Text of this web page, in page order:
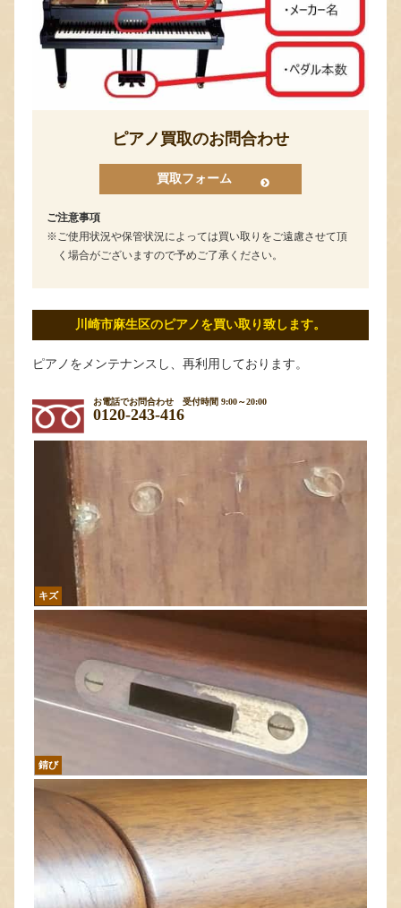
ピアノ買取のお問合わせ
買取フォーム
ご注意事項
ご使用状況や保管状況によっては買い取りをご遠慮させて頂
く場合がございますので予めご了承ください。
川崎市麻生区のピアノを買い取り致します。
ピアノをメンテナンスし、再利用しております。
お電話でお問合わせ 受付時間 9:00～20:00
0120-243-416
キズ
錆び